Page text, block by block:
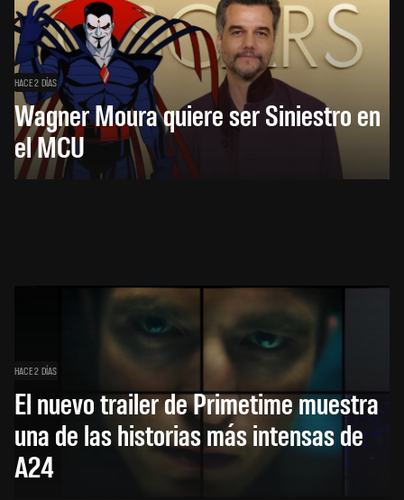
HACE 2 DÍAS
Wagner Moura quiere ser Siniestro en
el MCU
HACE 2 DÍAS
El nuevo trailer de Primetime muestra
una de las historias más intensas de
A24